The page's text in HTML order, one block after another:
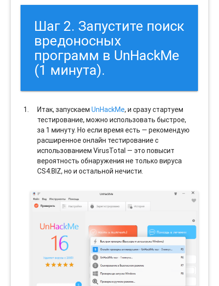
Шаг 2. Запустите поиск
вредоносных
программ в UnHackMe
(1 минута).
Итак, запускаемUnHackMe, и сразу стартуем
тестирование, можно использовать быстрое,
за 1 минуту. Но если время есть — рекомендую
расширенное онлайн тестирование с
использованием VirusTotal — это повысит
вероятность обнаружения не только вируса
CS4.BIZ, но и остальной нечисти.